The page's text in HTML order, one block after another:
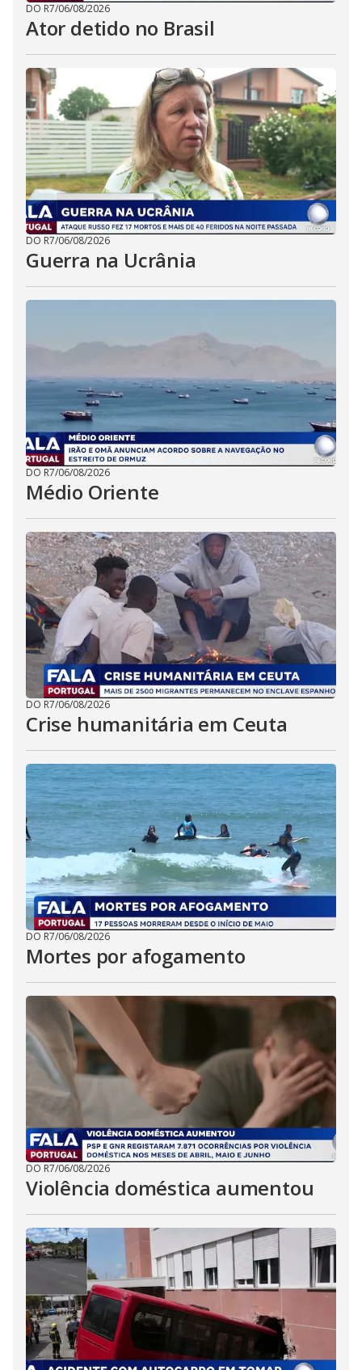
DO R7/06/08/2026
Ator detido no Brasil
DO R7/06/08/2026
Guerra na Ucrânia
DO R7/06/08/2026
Médio Oriente
DO R7/06/08/2026
Crise humanitária em Ceuta
DO R7/06/08/2026
Mortes por afogamento
DO R7/06/08/2026
Violência doméstica aumentou